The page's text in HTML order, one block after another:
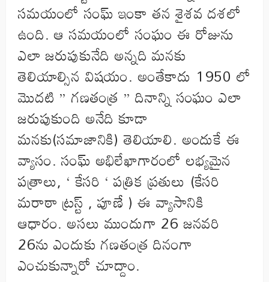
సమయంలో సంఘ్ ఇంకా తన శైశవ దశలో
ఉంది. ఆ సమయంలో సంఘం ఈ రోజును
ఎలా జరుపుకునేది అన్నది మనకు
తెలియాల్సిన విషయం. అంతేకాదు 1950 లో
మొదటి ” గణతంత్ర ” దినాన్ని సంఘం ఎలా
జరుపుకుంది అనేది కూడా
మనకు(సమాజానికి) తెలియాలి. అందుకే ఈ
వ్యాసం. సంఘ్ అభిలేఖాగారంలో లభ్యమైన
పత్రాలు, ‘ కేసరి ‘ పత్రిక ప్రతులు (కేసరి
మరాఠా ట్రస్ట్ , పూణే ) ఈ వ్యాసానికి
ఆధారం. అసలు ముందుగా 26 జనవరి
26ను ఎందుకు గణతంత్ర దినంగా
ఎంచుకున్నారో చూద్దాం.